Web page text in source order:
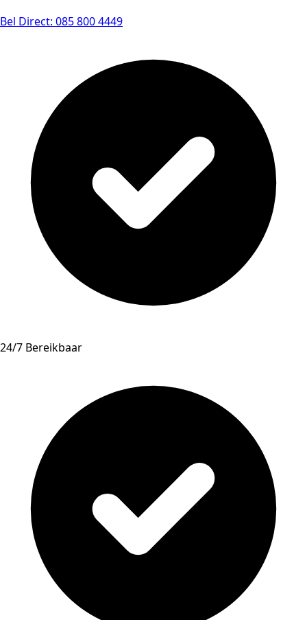
Bel Direct: 085 800 4449
24/7 Bereikbaar